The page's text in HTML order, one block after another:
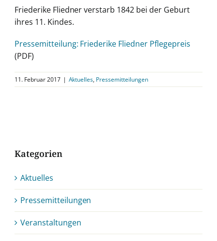
Friederike Fliedner verstarb 1842 bei der Geburt
ihres 11. Kindes.
Pressemitteilung: Friederike Fliedner Pflegepreis
(PDF)
11. Februar 2017 | Aktuelles, Pressemitteilungen
Kategorien
Aktuelles
Pressemitteilungen
Veranstaltungen